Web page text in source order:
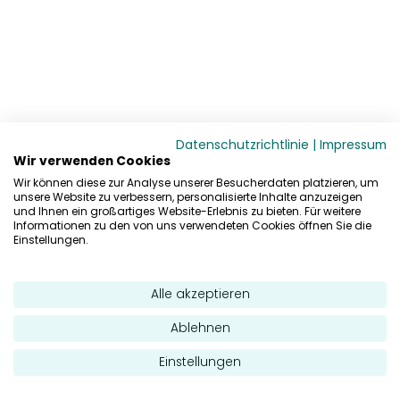
Datenschutzrichtlinie | Impressum
Wir verwenden Cookies
Wir können diese zur Analyse unserer Besucherdaten platzieren, um
unsere Website zu verbessern, personalisierte Inhalte anzuzeigen
und Ihnen ein großartiges Website-Erlebnis zu bieten. Für weitere
Informationen zu den von uns verwendeten Cookies öffnen Sie die
Einstellungen.
Alle akzeptieren
Ablehnen
Einstellungen